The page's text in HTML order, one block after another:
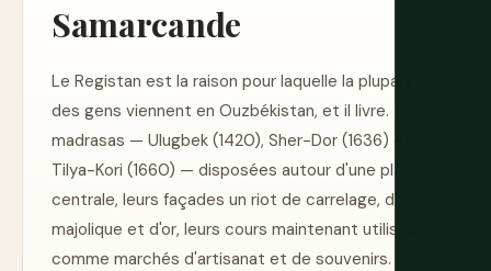
Samarcande
Le Registan est la raison pour laquelle la plupart
des gens viennent en Ouzbékistan, et il livre. Trois
madrasas — Ulugbek (1420), Sher-Dor (1636) et
Tilya-Kori (1660) — disposées autour d'une place
centrale, leurs façades un riot de carrelage, de
majolique et d'or, leurs cours maintenant utilisées
comme marchés d'artisanat et de souvenirs.